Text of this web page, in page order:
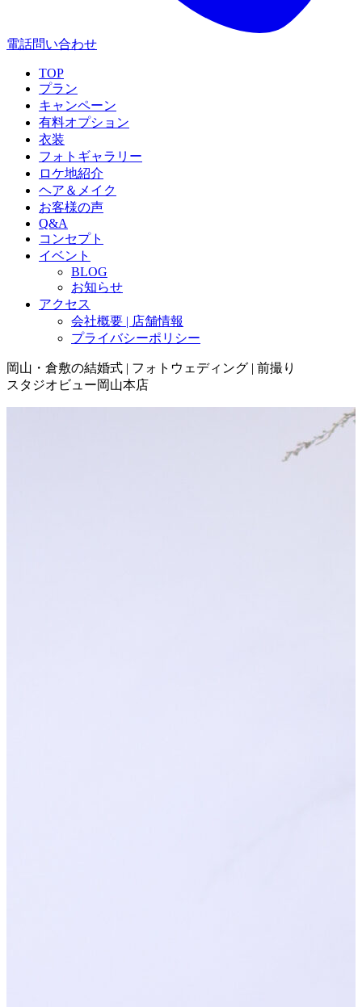
電話問い合わせ
TOP
プラン
キャンペーン
有料オプション
衣装
フォトギャラリー
ロケ地紹介
ヘア＆メイク
お客様の声
Q&A
コンセプト
イベント
BLOG
お知らせ
アクセス
会社概要 | 店舗情報
プライバシーポリシー
岡山・倉敷の結婚式 | フォトウェディング | 前撮り
スタジオビュー岡山本店